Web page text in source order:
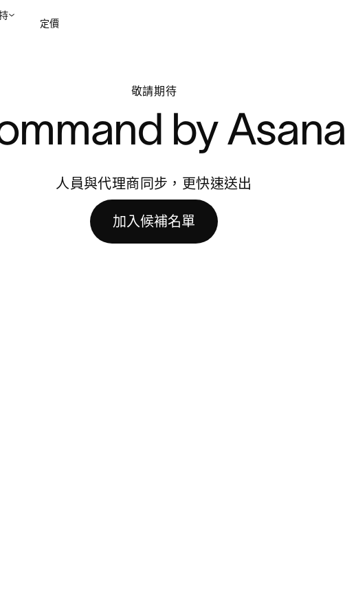
定價
敬請期待
by Asana
人員與代理商同步，更快速送出
加入候補名單